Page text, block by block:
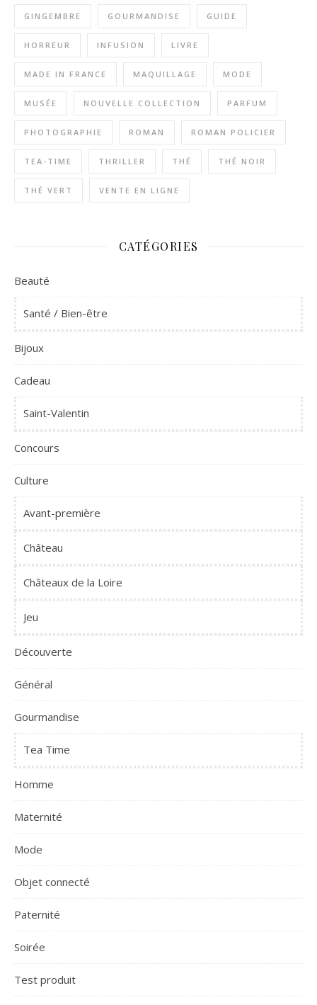
GINGEMBRE GOURMANDISE GUIDE
HORREUR INFUSION LIVRE
MADE IN FRANCE MAQUILLAGE MODE
MUSÉE NOUVELLE COLLECTION PARFUM
PHOTOGRAPHIE ROMAN ROMAN POLICIER
TEA-TIME THRILLER THÉ THÉ NOIR
THÉ VERT VENTE EN LIGNE
CATÉGORIES
Beauté
Santé / Bien-être
Bijoux
Cadeau
Saint-Valentin
Concours
Culture
Avant-première
Château
Châteaux de la Loire
Jeu
Découverte
Général
Gourmandise
Tea Time
Homme
Maternité
Mode
Objet connecté
Paternité
Soirée
Test produit